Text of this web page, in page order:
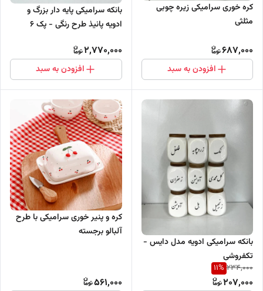
کره خوری سرامیکی زیره چوبی
مثلثی
687,000
افزودن به سبد
بانکه سرامیکی پایه دار بزرگ و
ادویه پانیذ طرح رنگی - پک 6
2,770,000
افزودن به سبد
بانکه سرامیکی ادویه مدل دایس -
تکفروشی
234,000
11%
207,000
کره و پنیر خوری سرامیکی با طرح
آلبالو برجسته
561,000